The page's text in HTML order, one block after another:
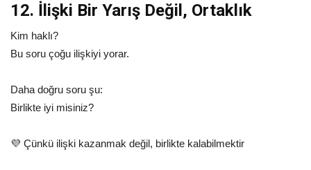
12. İlişki Bir Yarış Değil, Ortaklık
Kim haklı?
Bu soru çoğu ilişkiyi yorar.
Daha doğru soru şu:
Birlikte iyi misiniz?
💜 Çünkü ilişki kazanmak değil, birlikte kalabilmektir